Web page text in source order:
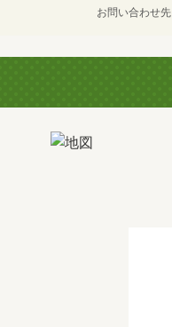
お問い合わせ先